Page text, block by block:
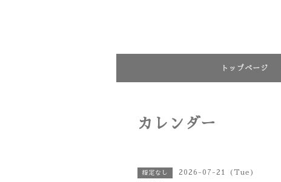
トップページ
カレンダー
指定なし 2026-07-21 (Tue)